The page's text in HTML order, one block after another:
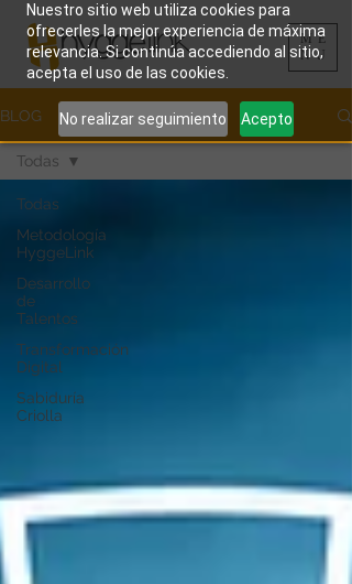
Nuestro sitio web utiliza cookies para
ofrecerles la mejor experiencia de máxima
relevancia. Si continúa accediendo al sitio,
acepta el uso de las cookies.
No realizar seguimiento Acepto
ME
NU
BLOG
Todas
Metodología
HyggeLink
Desarrollo
de
Talentos
Transformación
Digital
Sabiduría
Criolla
Todas